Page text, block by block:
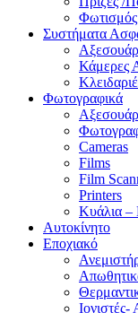
Φωτισμός
Συστήματα
Κάμερες
Φωτογραφικά
Cameras
Films
Film
Printers
Κυάλια –
Αυτοκίνητο
Εποχιακό